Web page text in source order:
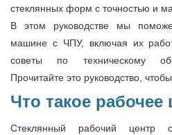
стеклянных форм с точностью и
В этом руководстве мы
машине с ЧПУ, включая их
советы по техническому
Прочитайте это руководство,
Что такое
Стеклянный рабочий